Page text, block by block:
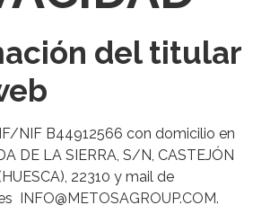
del titular
NIF B44912566 con domicilio en
DE LA SIERRA, S/N, CASTEJÓN
22310 y mail de
INFO@METOSAGROUP.COM.